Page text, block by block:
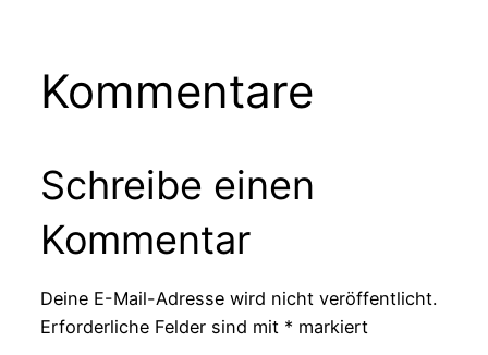
Kommentare
Schreibe einen
Kommentar
Deine E-Mail-Adresse wird nicht veröffentlicht.
Erforderliche Felder sind mit * markiert